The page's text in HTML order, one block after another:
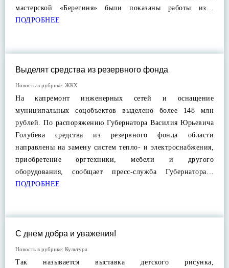
мастерской «Берегиня» были показаны работы из…
ПОДРОБНЕЕ
Выделят средства из резервного фонда
Новость в рубрике: ЖКХ
На капремонт инженерных сетей и оснащение
муниципальных соцобъектов выделено более 148 млн
рублей. По распоряжению Губернатора Василия Юрьевича
Голубева средства из резервного фонда области
направлены на замену систем тепло- и электроснабжения,
приобретение оргтехники, мебели и другого
оборудования, сообщает пресс-служба Губернатора…
ПОДРОБНЕЕ
С днем добра и уважения!
Новость в рубрике: Культура
Так называется выставка детского рисунка,